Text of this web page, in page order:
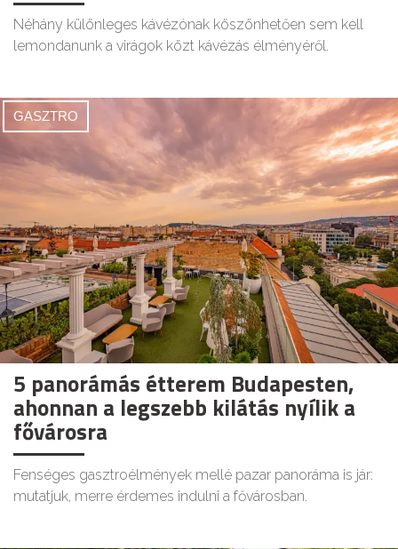
Néhány különleges kávézónak köszönhetően sem kell
lemondanunk a virágok közt kávézás élményéről.
GASZTRO
5 panorámás étterem Budapesten,
ahonnan a legszebb kilátás nyílik a
fővárosra
Fenséges gasztroélmények mellé pazar panoráma is jár:
mutatjuk, merre érdemes indulni a fővárosban.